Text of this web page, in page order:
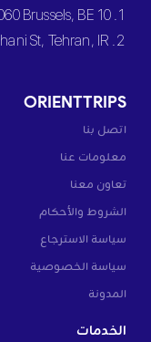
1. 10 Rue d’Albanie, 1060 Brussels, BE
2. L2, 141 Taleghani St, Tehran, IR
ORIENTTRIPS
اتصل بنا
معلومات عنا
تعاون معنا
الشروط والأحكام
سياسة الاسترجاع
سياسة الخصوصية
المدونة
الخدمات